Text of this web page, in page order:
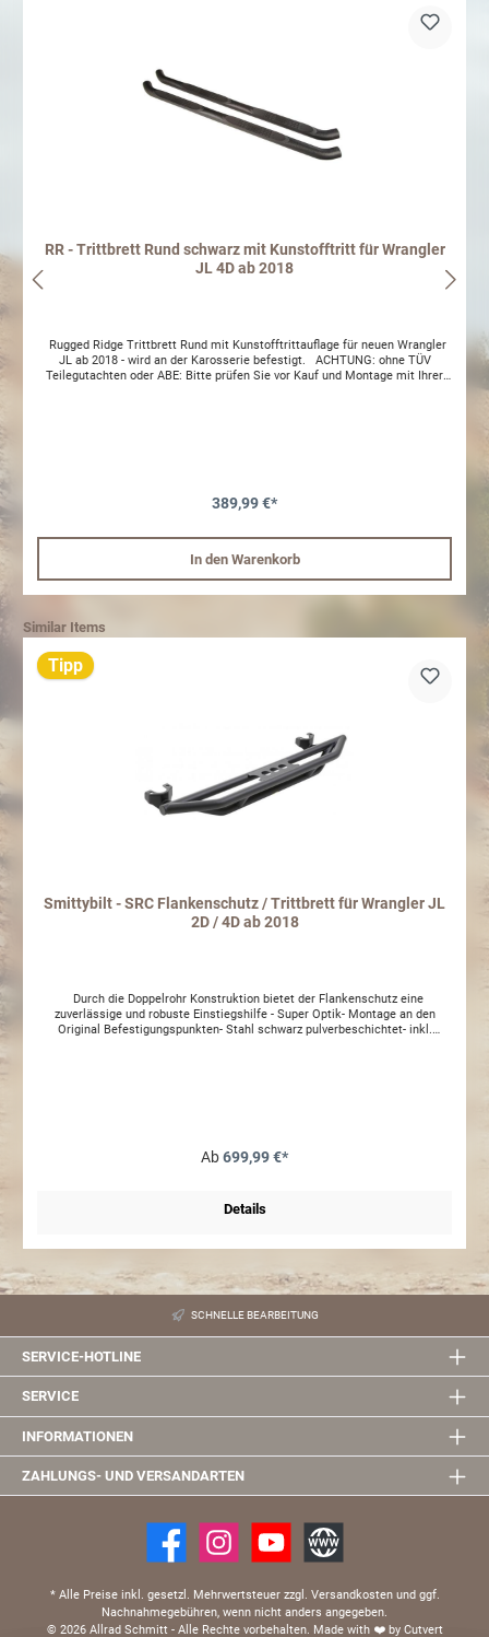
RR - Trittbrett Rund schwarz mit Kunstofftritt für Wrangler
JL 4D ab 2018
Rugged Ridge Trittbrett Rund mit Kunstofftrittauflage für neuen Wrangler
JL ab 2018 - wird an der Karosserie befestigt. ACHTUNG: ohne TÜV
Teilegutachten oder ABE: Bitte prüfen Sie vor Kauf und Montage mit Ihrer
389,99 €*
In den Warenkorb
Similar Items
Tipp
Smittybilt - SRC Flankenschutz / Trittbrett für Wrangler JL
2D / 4D ab 2018
Durch die Doppelrohr Konstruktion bietet der Flankenschutz eine
zuverlässige und robuste Einstiegshilfe - Super Optik- Montage an den
Original Befestigungspunkten- Stahl schwarz pulverbeschichtet- inkl.
Ab699,99 €*
Details
SCHNELLE BEARBEITUNG
SERVICE-HOTLINE
SERVICE
INFORMATIONEN
ZAHLUNGS- UND VERSANDARTEN
* Alle Preise inkl. gesetzl. Mehrwertsteuer zzgl. Versandkosten und ggf.
Nachnahmegebühren, wenn nicht anders angegeben.
© 2026 Allrad Schmitt - Alle Rechte vorbehalten. Made with ❤️by Cutvert